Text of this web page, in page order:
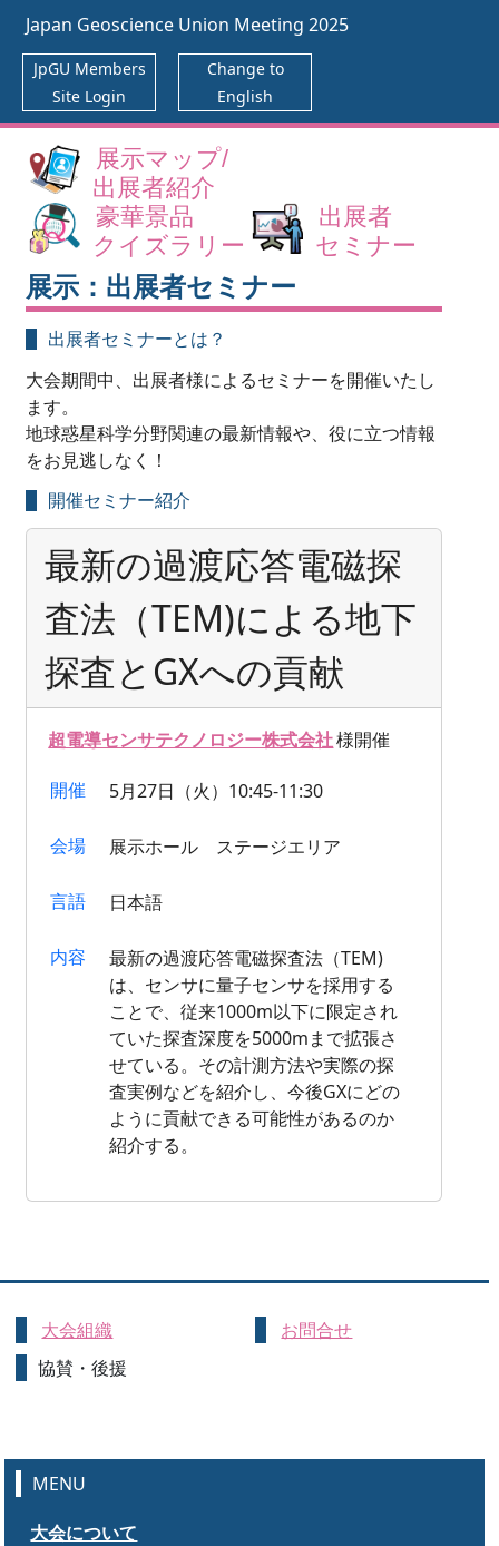
Japan Geoscience Union Meeting 2025
JpGU Members
Site Login
Change to
English
展示マップ/
出展者紹介
豪華景品
クイズラリー
出展者
セミナー
展示：出展者セミナー
出展者セミナーとは？
大会期間中、出展者様によるセミナーを開催いたし
ます。
地球惑星科学分野関連の最新情報や、役に立つ情報
をお見逃しなく！
開催セミナー紹介
最新の過渡応答電磁探
査法（TEM)による地下
探査とGXへの貢献
超電導センサテクノロジー株式会社様開催
開催 5月27日（火）10:45-11:30
会場 展示ホール ステージエリア
言語 日本語
内容
最新の過渡応答電磁探査法（TEM)
は、センサに量子センサを採用する
ことで、従来1000m以下に限定され
ていた探査深度を5000mまで拡張さ
せている。その計測方法や実際の探
査実例などを紹介し、今後GXにどの
ように貢献できる可能性があるのか
紹介する。
大会組織
お問合せ
協賛・後援
MENU
大会について